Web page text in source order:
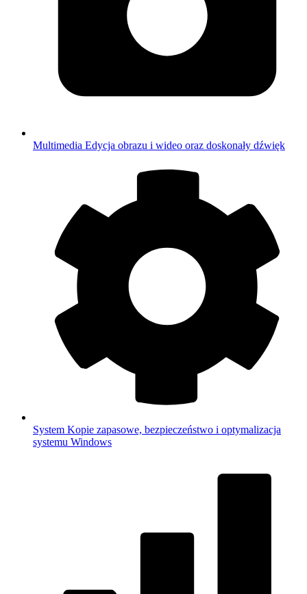
Multimedia Edycja obrazu i wideo oraz doskonały dźwięk
System Kopie zapasowe, bezpieczeństwo i optymalizacja
systemu Windows